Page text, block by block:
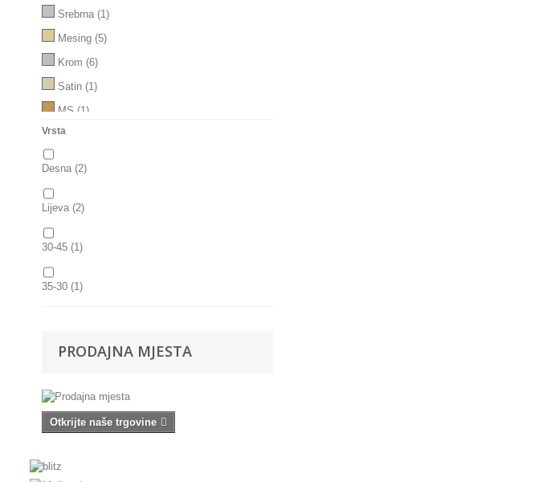
Srebrna (1)
Mesing (5)
Krom (6)
Satin (1)
MS (1)
NI
Vrsta
Desna (2)
Lijeva (2)
30-45 (1)
35-30 (1)
30-30 (1)
PRODAJNA MJESTA
Otkrijte naše trgovine